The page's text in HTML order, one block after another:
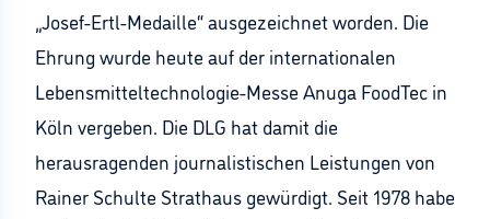
„Josef-Ertl-Medaille“ ausgezeichnet worden. Die
Ehrung wurde heute auf der internationalen
Lebensmitteltechnologie-Messe Anuga FoodTec in
Köln vergeben. Die DLG hat damit die
herausragenden journalistischen Leistungen von
Rainer Schulte Strathaus gewürdigt. Seit 1978 habe